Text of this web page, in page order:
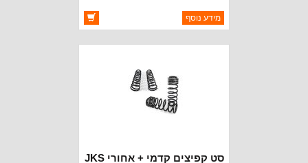
ברקוד: BDS004351
יצרן:JKS SPRINGS
מידע נוסף
סט קפיצים קדמי + אחורי JKS